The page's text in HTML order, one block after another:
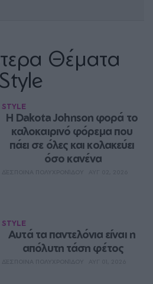
Θέματα
Style
STYLE
Η Dakota Johnson φορά το
καλοκαιρινό φόρεμα που
πάει σε όλες και κολακεύει
όσο κανένα
STYLE
Aυτά τα παντελόνια είναι η
απόλυτη τάση φέτος